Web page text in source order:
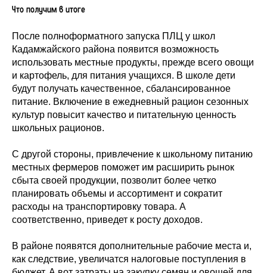
Что получим в итоге
После полноформатного запуска ПЛЦ у школ
Кадамжайского района появится возможность
использовать местные продукты, прежде всего овощи
и картофель, для питания учащихся. В школе дети
будут получать качественное, сбалансированное
питание. Включение в ежедневный рацион сезонных
культур повысит качество и питательную ценность
школьных рационов.
С другой стороны, привлечение к школьному питанию
местных фермеров поможет им расширить рынок
сбыта своей продукции, позволит более четко
планировать объемы и ассортимент и сократит
расходы на транспортировку товара. А
соответственно, приведет к росту доходов.
В районе появятся дополнительные рабочие места и,
как следствие, увеличатся налоговые поступления в